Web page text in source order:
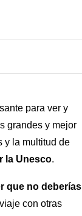
para ver y
grandes y mejor
y la multitud de
la Unesco.
que no deberías
con otras